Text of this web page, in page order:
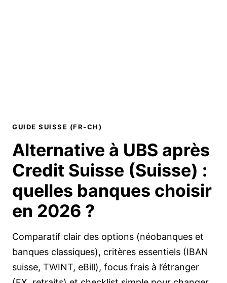
GUIDE SUISSE (FR-CH)
Alternative à UBS après
Credit Suisse (Suisse) :
quelles banques choisir
en 2026 ?
Comparatif clair des options (néobanques et
banques classiques), critères essentiels (IBAN
suisse, TWINT, eBill), focus frais à l’étranger